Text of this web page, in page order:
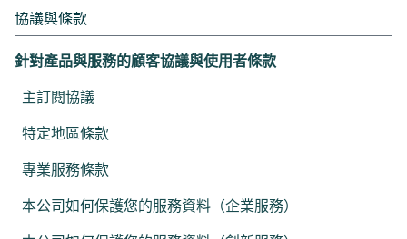
協議與條款
針對產品與服務的顧客協議與使用者條款
主訂閱協議
特定地區條款
專業服務條款
本公司如何保護您的服務資料（企業服務）